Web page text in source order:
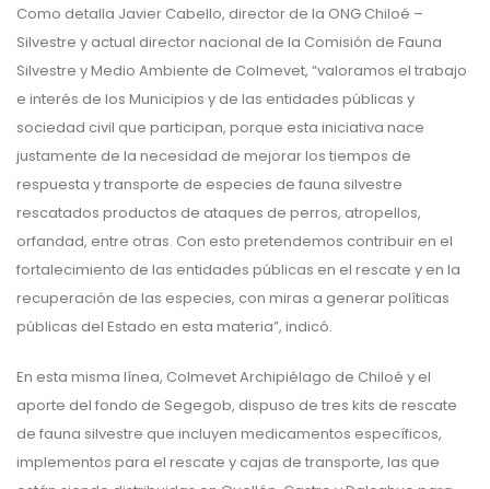
Como detalla Javier Cabello, director de la ONG Chiloé –
Silvestre y actual director nacional de la Comisión de Fauna
Silvestre y Medio Ambiente de Colmevet, “valoramos el trabajo
e interés de los Municipios y de las entidades públicas y
sociedad civil que participan, porque esta iniciativa nace
justamente de la necesidad de mejorar los tiempos de
respuesta y transporte de especies de fauna silvestre
rescatados productos de ataques de perros, atropellos,
orfandad, entre otras. Con esto pretendemos contribuir en el
fortalecimiento de las entidades públicas en el rescate y en la
recuperación de las especies, con miras a generar políticas
públicas del Estado en esta materia”, indicó.
En esta misma línea, Colmevet Archipiélago de Chiloé y el
aporte del fondo de Segegob, dispuso de tres kits de rescate
de fauna silvestre que incluyen medicamentos específicos,
implementos para el rescate y cajas de transporte, las que